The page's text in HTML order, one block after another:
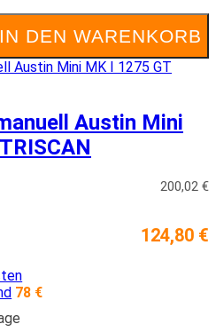
IN DEN WARENKORB
Austin Mini
200,02 €
124,80 €
78 €